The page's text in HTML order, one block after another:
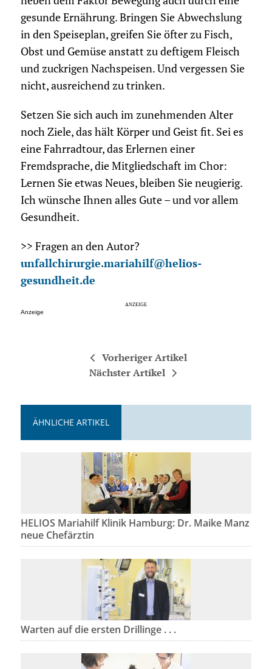
gesunde Ernährung. Bringen Sie Abwechslung
in den Speiseplan, greifen Sie öfter zu Fisch,
Obst und Gemüse anstatt zu deftigem Fleisch
und zuckrigen Nachspeisen. Und vergessen Sie
nicht, ausreichend zu trinken.
Setzen Sie sich auch im zunehmenden Alter
noch Ziele, das hält Körper und Geist fit. Sei es
eine Fahrradtour, das Erlernen einer
Fremdsprache, die Mitgliedschaft im Chor:
Lernen Sie etwas Neues, bleiben Sie neugierig.
Ich wünsche Ihnen alles Gute – und vor allem
Gesundheit.
>> Fragen an den Autor?
unfallchirurgie.mariahilf@helios-
gesundheit.de
Anzeige
Vorheriger Artikel
Nächster Artikel
ÄHNLICHE ARTIKEL
HELIOS Mariahilf Klinik Hamburg: Dr. Maike Manz
neue Chefärztin
Warten auf die ersten Drillinge . . .